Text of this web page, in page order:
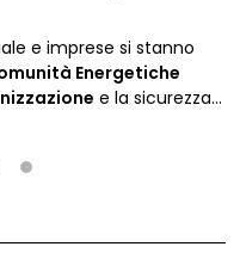
e imprese si stanno
Energetiche
e la sicurezza